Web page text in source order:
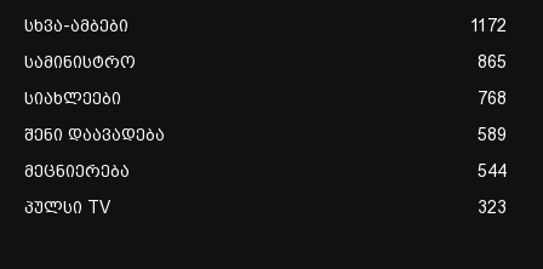
სხვა-ამბები
1172
სამინისტრო
865
სიახლეები
768
შენი დაავადება
589
მეცნიერება
544
პულსი TV
323